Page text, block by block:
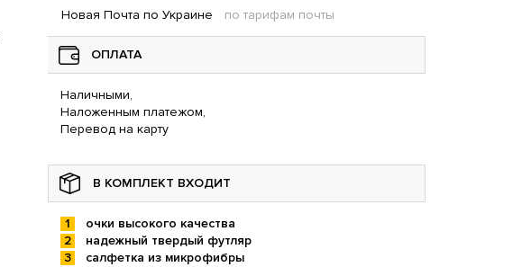
Новая Почта по Украине по тарифам почты
ОПЛАТА
Наличными,
Наложенным платежом,
Перевод на карту
В КОМПЛЕКТ ВХОДИТ
очки высокого качества
надежный твердый футляр
салфетка из микрофибры